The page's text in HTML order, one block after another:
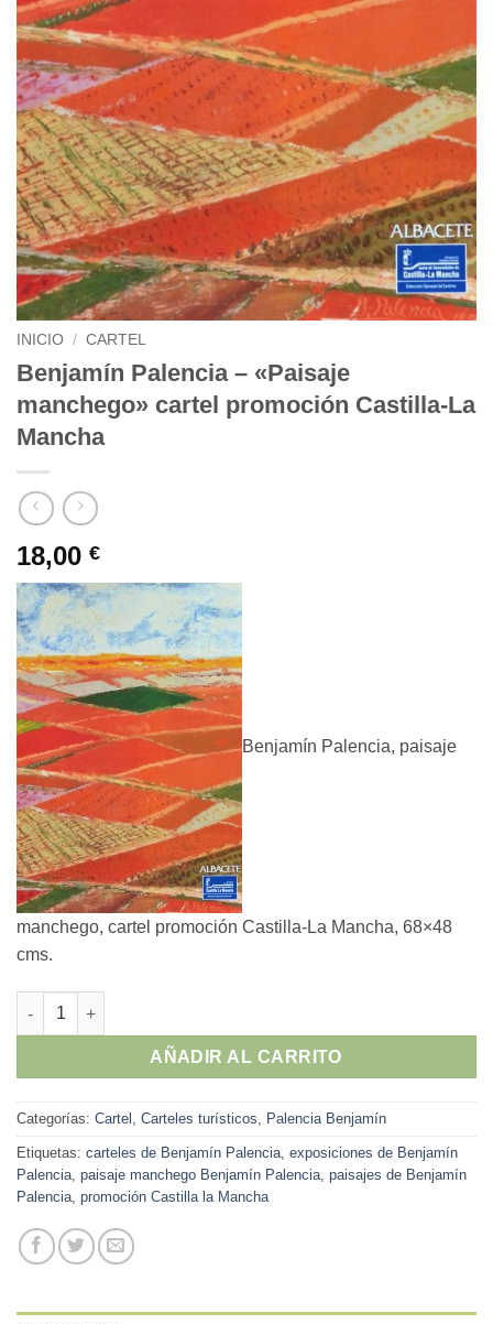
INICIO / CARTEL
Benjamín Palencia – «Paisaje
manchego» cartel promoción Castilla-La
Mancha
18,00 €
Benjamín Palencia, paisaje
manchego, cartel promoción Castilla-La Mancha, 68×48
cms.
Benjamín Palencia - "Paisaje manchego" cartel promoción
AÑADIR AL CARRITO
Categorías: Cartel , Carteles turísticos, Palencia Benjamín
Etiquetas: carteles de Benjamín Palencia, exposiciones de Benjamín
Palencia, paisaje manchego Benjamín Palencia, paisajes de Benjamín
Palencia, promoción Castilla la Mancha